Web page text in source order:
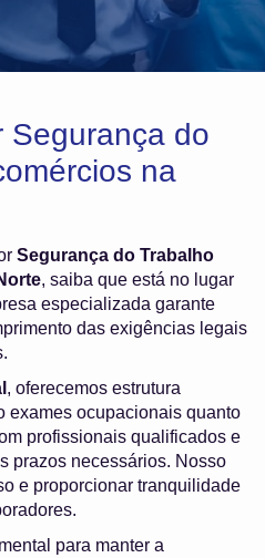
Segurança do
na
Segurança do Trabalho
, saiba que está no lugar
especializada garante
das exigências legais
, oferecemos estrutura
exames ocupacionais quanto
profissionais qualificados e
prazos necessários. Nosso
e proporcionar tranquilidade
para manter a